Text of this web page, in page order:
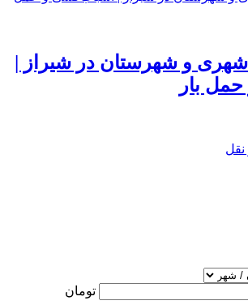
و شهرستان در شیراز |
بار
تومان